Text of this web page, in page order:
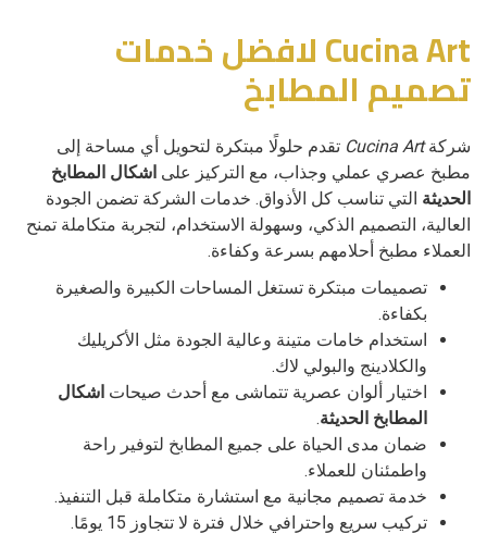
Cucina Art لافضل خدمات
تصميم المطابخ
شركةCucina Art تقدم حلولًا مبتكرة لتحويل أي مساحة إلى
مطبخ عصري عملي وجذاب، مع التركيز على اشكال المطابخ
الحديثة التي تناسب كل الأذواق. خدمات الشركة تضمن الجودة
العالية، التصميم الذكي، وسهولة الاستخدام، لتجربة متكاملة تمنح
العملاء مطبخ أحلامهم بسرعة وكفاءة.
تصميمات مبتكرة تستغل المساحات الكبيرة والصغيرة
بكفاءة.
استخدام خامات متينة وعالية الجودة مثل الأكريليك
والكلادينج والبولي لاك.
اختيار ألوان عصرية تتماشى مع أحدث صيحات اشكال
المطابخ الحديثة.
ضمان مدى الحياة على جميع المطابخ لتوفير راحة
واطمئنان للعملاء.
خدمة تصميم مجانية مع استشارة متكاملة قبل التنفيذ.
تركيب سريع واحترافي خلال فترة لا تتجاوز 15 يومًا.